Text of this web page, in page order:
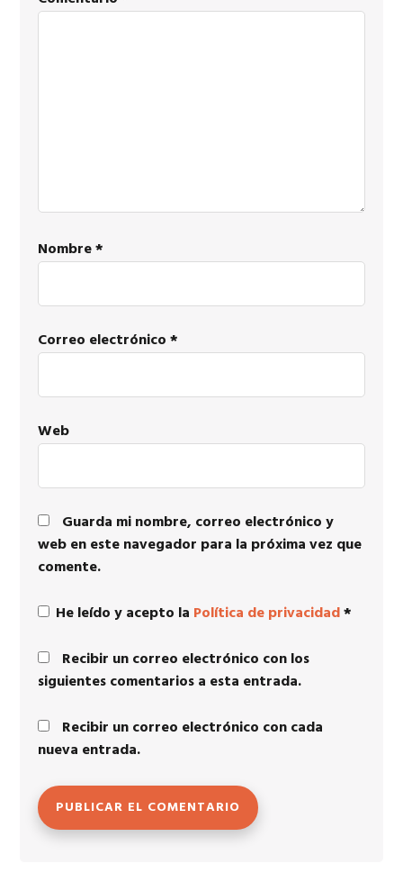
Nombre*
Correo electrónico*
Web
Guarda mi nombre, correo electrónico y
web en este navegador para la próxima vez que
comente.
He leído y acepto la Política de privacidad*
Recibir un correo electrónico con los
siguientes comentarios a esta entrada.
Recibir un correo electrónico con cada
nueva entrada.